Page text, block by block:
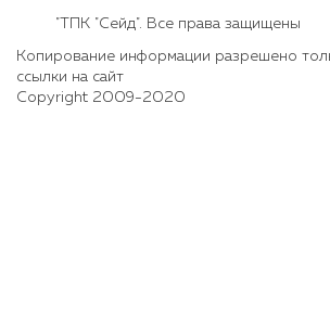
"ТПК "Сейд". Все права защищены
Копирование информации разрешено
ссылки на сайт
Copyright 2009-2020